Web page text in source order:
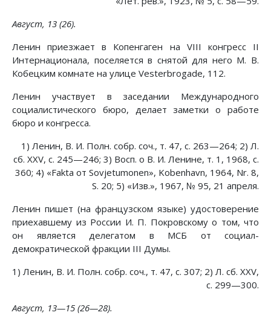
Август, 13 (26).
Ленин приезжает в Копенгаген на VIII конгресс II
Интернационала, поселяется в снятой для него М. В.
Кобецким комнате на улице Vesterbrogade, 112.
Ленин участвует в заседании Международного
социалистического бюро, делает заметки о работе
бюро и конгресса.
1) Ленин, В. И. Полн. собр. соч., т. 47, с. 263—264; 2) Л.
сб. XXV, с. 245—246; 3) Восп. о В. И. Ленине, т. 1, 1968, с.
360; 4) «Fakta от Sovjetumonen», Kobenhavn, 1964, Nr. 8,
S. 20; 5) «Изв.», 1967, № 95, 21 апреля.
Ленин пишет (на французском языке) удостоверение
приехавшему из России И. П. Покровскому о том, что
он является делегатом в МСБ от социал-
демократической фракции III Думы.
1) Ленин, В. И. Полн. собр. соч., т. 47, с. 307; 2) Л. сб. XXV,
с. 299—300.
Август, 13—15 (26—28).